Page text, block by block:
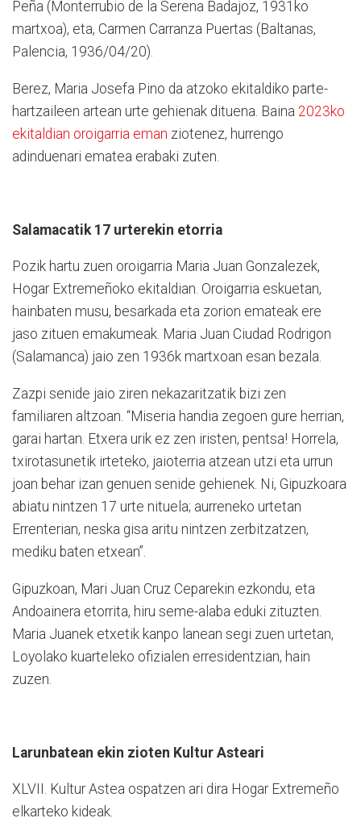
Peña (Monterrubio de la Serena Badajoz, 1931ko
martxoa), eta, Carmen Carranza Puertas (Baltanas,
Palencia, 1936/04/20).
Berez, Maria Josefa Pino da atzoko ekitaldiko parte-
hartzaileen artean urte gehienak dituena. Baina 2023ko
ekitaldian oroigarria eman ziotenez, hurrengo
adinduenari ematea erabaki zuten.
Salamacatik 17 urterekin etorria
Pozik hartu zuen oroigarria Maria Juan Gonzalezek,
Hogar Extremeñoko ekitaldian. Oroigarria eskuetan,
hainbaten musu, besarkada eta zorion emateak ere
jaso zituen emakumeak. Maria Juan Ciudad Rodrigon
(Salamanca) jaio zen 1936k martxoan esan bezala.
Zazpi senide jaio ziren nekazaritzatik bizi zen
familiaren altzoan. “Miseria handia zegoen gure herrian,
garai hartan. Etxera urik ez zen iristen, pentsa! Horrela,
txirotasunetik irteteko, jaioterria atzean utzi eta urrun
joan behar izan genuen senide gehienek. Ni, Gipuzkoara
abiatu nintzen 17 urte nituela; aurreneko urtetan
Errenterian, neska gisa aritu nintzen zerbitzatzen,
mediku baten etxean”.
Gipuzkoan, Mari Juan Cruz Ceparekin ezkondu, eta
Andoainera etorrita, hiru seme-alaba eduki zituzten.
Maria Juanek etxetik kanpo lanean segi zuen urtetan,
Loyolako kuarteleko ofizialen erresidentzian, hain
zuzen.
Larunbatean ekin zioten Kultur Asteari
XLVII. Kultur Astea ospatzen ari dira Hogar Extremeño
elkarteko kideak.